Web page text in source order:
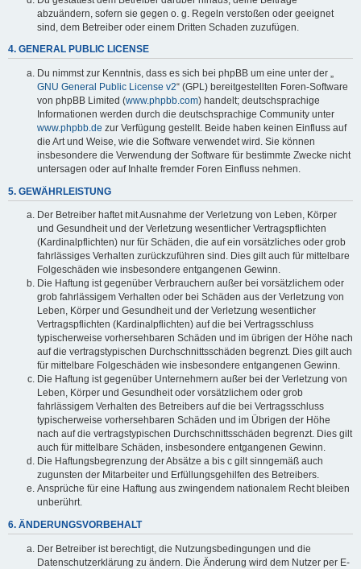
abzuändern, sofern sie gegen o. g. Regeln verstoßen oder geeignet
sind, dem Betreiber oder einem Dritten Schaden zuzufügen.
4. GENERAL PUBLIC LICENSE
Du nimmst zur Kenntnis, dass es sich bei phpBB um eine unter der „
GNU General Public License v2“ (GPL) bereitgestellten Foren-Software
von phpBB Limited (www.phpbb.com) handelt; deutschsprachige
Informationen werden durch die deutschsprachige Community unter
www.phpbb.de zur Verfügung gestellt. Beide haben keinen Einfluss auf
die Art und Weise, wie die Software verwendet wird. Sie können
insbesondere die Verwendung der Software für bestimmte Zwecke nicht
untersagen oder auf Inhalte fremder Foren Einfluss nehmen.
5. GEWÄHRLEISTUNG
Der Betreiber haftet mit Ausnahme der Verletzung von Leben, Körper
und Gesundheit und der Verletzung wesentlicher Vertragspflichten
(Kardinalpflichten) nur für Schäden, die auf ein vorsätzliches oder grob
fahrlässiges Verhalten zurückzuführen sind. Dies gilt auch für mittelbare
Folgeschäden wie insbesondere entgangenen Gewinn.
Die Haftung ist gegenüber Verbrauchern außer bei vorsätzlichem oder
grob fahrlässigem Verhalten oder bei Schäden aus der Verletzung von
Leben, Körper und Gesundheit und der Verletzung wesentlicher
Vertragspflichten (Kardinalpflichten) auf die bei Vertragsschluss
typischerweise vorhersehbaren Schäden und im übrigen der Höhe nach
auf die vertragstypischen Durchschnittsschäden begrenzt. Dies gilt auch
für mittelbare Folgeschäden wie insbesondere entgangenen Gewinn.
Die Haftung ist gegenüber Unternehmern außer bei der Verletzung von
Leben, Körper und Gesundheit oder vorsätzlichem oder grob
fahrlässigem Verhalten des Betreibers auf die bei Vertragsschluss
typischerweise vorhersehbaren Schäden und im Übrigen der Höhe
nach auf die vertragstypischen Durchschnittsschäden begrenzt. Dies gilt
auch für mittelbare Schäden, insbesondere entgangenen Gewinn.
Die Haftungsbegrenzung der Absätze a bis c gilt sinngemäß auch
zugunsten der Mitarbeiter und Erfüllungsgehilfen des Betreibers.
Ansprüche für eine Haftung aus zwingendem nationalem Recht bleiben
unberührt.
6. ÄNDERUNGSVORBEHALT
Der Betreiber ist berechtigt, die Nutzungsbedingungen und die
Datenschutzerklärung zu ändern. Die Änderung wird dem Nutzer per E-